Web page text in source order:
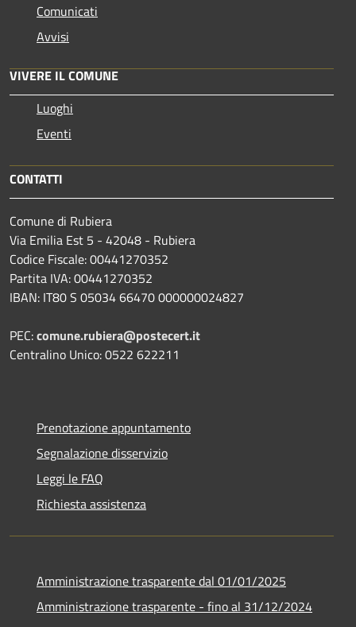
Comunicati
Avvisi
VIVERE IL COMUNE
Luoghi
Eventi
CONTATTI
Comune di Rubiera
Via Emilia Est 5 - 42048 - Rubiera
Codice Fiscale: 00441270352
Partita IVA: 00441270352
IBAN: IT80 S 05034 66470 000000024827
PEC:comune.rubiera@postecert.it
Centralino Unico: 0522 622211
Prenotazione appuntamento
Segnalazione disservizio
Leggi le FAQ
Richiesta assistenza
Amministrazione trasparente dal 01/01/2025
Amministrazione trasparente - fino al 31/12/2024